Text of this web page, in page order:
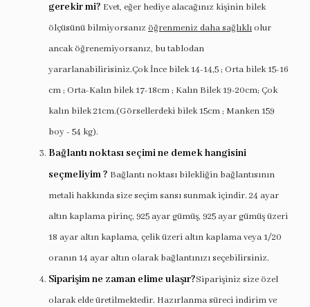
gerekir mi? Evet, eğer hediye alacağınız kişinin bilek
ölçüsünü bilmiyorsanız öğrenmeniz daha sağlıklı olur
ancak öğrenemiyorsanız, bu tablodan
yararlanabilirisiniz.Çok İnce bilek 14-14,5 ; Orta bilek 15-16
cm ; Orta-Kalın bilek 17-18cm ; Kalın Bilek 19-20cm; Çok
kalın bilek 21cm.(Görsellerdeki bilek 15cm ; Manken 159
boy - 54 kg).
Bağlantı noktası seçimi ne demek hangisini
seçmeliyim ? Bağlantı noktası bilekliğin bağlantısının
metali hakkında size seçim sansı sunmak içindir. 24 ayar
altın kaplama pirinç, 925 ayar gümüş, 925 ayar gümüş üzeri
18 ayar altın kaplama, çelik üzeri altın kaplama veya 1/20
oranın 14 ayar altın olarak bağlantınızı seçebilirsiniz.
Siparişim ne zaman elime ulaşır?Siparişiniz size özel
olarak elde üretilmektedir. Hazırlanma süreci indirim ve